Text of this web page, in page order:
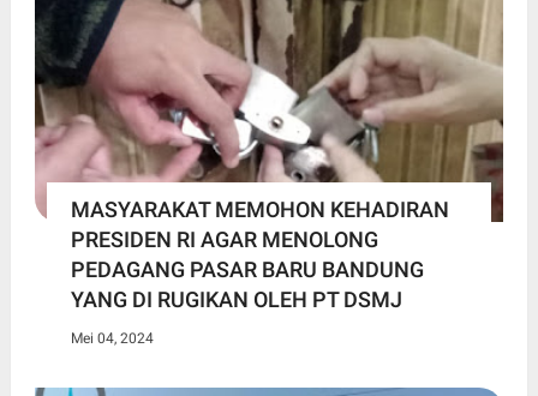
MASYARAKAT MEMOHON KEHADIRAN
PRESIDEN RI AGAR MENOLONG
PEDAGANG PASAR BARU BANDUNG
YANG DI RUGIKAN OLEH PT DSMJ
Mei 04, 2024